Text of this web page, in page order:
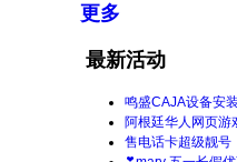
更多
最新活动
鸣盛CAJA设备安
阿根廷华人网页游
售电话卡超级靓号